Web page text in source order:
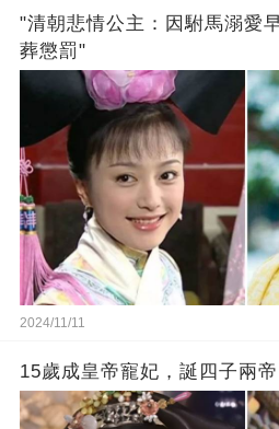
"清朝悲情公主：因駙馬溺愛
葬懲罰"
2024/11/11
15歲成皇帝寵妃，誕四子兩